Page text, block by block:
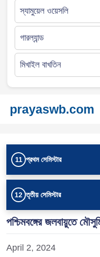
স্যামুয়েল ওয়েসলি
গারল্যান্ড
মিখাইল বাখতিন
prayaswb.com
11 প্রথম সেমিস্টার
12 তৃতীয় সেমিস্টার
পশ্চিমবঙ্গের জলবায়ুতে
April 2, 2024